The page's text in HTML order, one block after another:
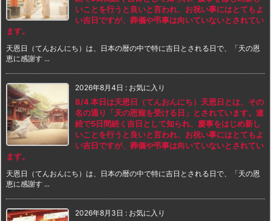
いことを行うと良いと言われ、お祝い事にはとてもよ
い吉日ですが、葬儀や弔事は向いていないとされてい
ます。
天恩日（てんおんにち）は、日本の暦の中で特に吉日とされる日で、「天の恩
恵に感謝す ...
2026年8月4日 : お気に入り
8/4 本日は天恩日（てんおんにち）天恩日とは、その
名の通り「天の恩寵を受ける日」とされています。連
続で5日間続く吉日として知られ、慶事をはじめ新し
いことを行うと良いと言われ、お祝い事にはとてもよ
い吉日ですが、葬儀や弔事は向いていないとされてい
ます。
天恩日（てんおんにち）は、日本の暦の中で特に吉日とされる日で、「天の恩
恵に感謝す ...
2026年8月3日 : お気に入り